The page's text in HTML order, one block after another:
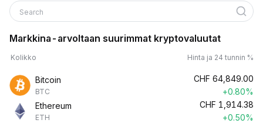
Search
Markkina-arvoltaan suurimmat kryptovaluutat
Kolikko Hinta ja 24 tunnin %
Bitcoin
BTC
CHF 64,849.00
+0.80%
Ethereum
ETH
CHF 1,914.38
+0.50%